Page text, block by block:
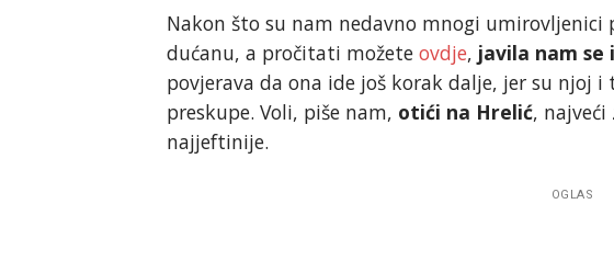
Nakon što su nam nedavno mnogi
dućanu, a pročitati možete ovdje, javila nam se
povjerava da ona ide još korak dalje, jer su njoj
preskupe. Voli, piše nam, otići na Hrelić,
najjeftinije.
OGLAS